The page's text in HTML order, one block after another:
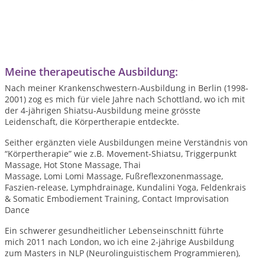
Meine therapeutische Ausbildung:
Nach meiner Krankenschwestern-Ausbildung in Berlin (1998-
2001) zog es mich für viele Jahre nach Schottland, wo ich mit
der 4-jährigen Shiatsu-Ausbildung meine grösste
Leidenschaft, die Körpertherapie entdeckte.
Seither ergänzten viele Ausbildungen meine Verständnis von
“Körpertherapie” wie z.B. Movement-Shiatsu, Triggerpunkt
Massage, Hot Stone Massage, Thai
Massage, Lomi Lomi Massage, Fußreflexzonenmassage,
Faszien-release, Lymphdrainage, Kundalini Yoga, Feldenkrais
& Somatic Embodiement Training, Contact Improvisation
Dance
Ein schwerer gesundheitlicher Lebenseinschnitt führte
mich 2011 nach London, wo ich eine 2-jährige Ausbildung
zum Masters in NLP (Neurolinguistischem Programmieren),